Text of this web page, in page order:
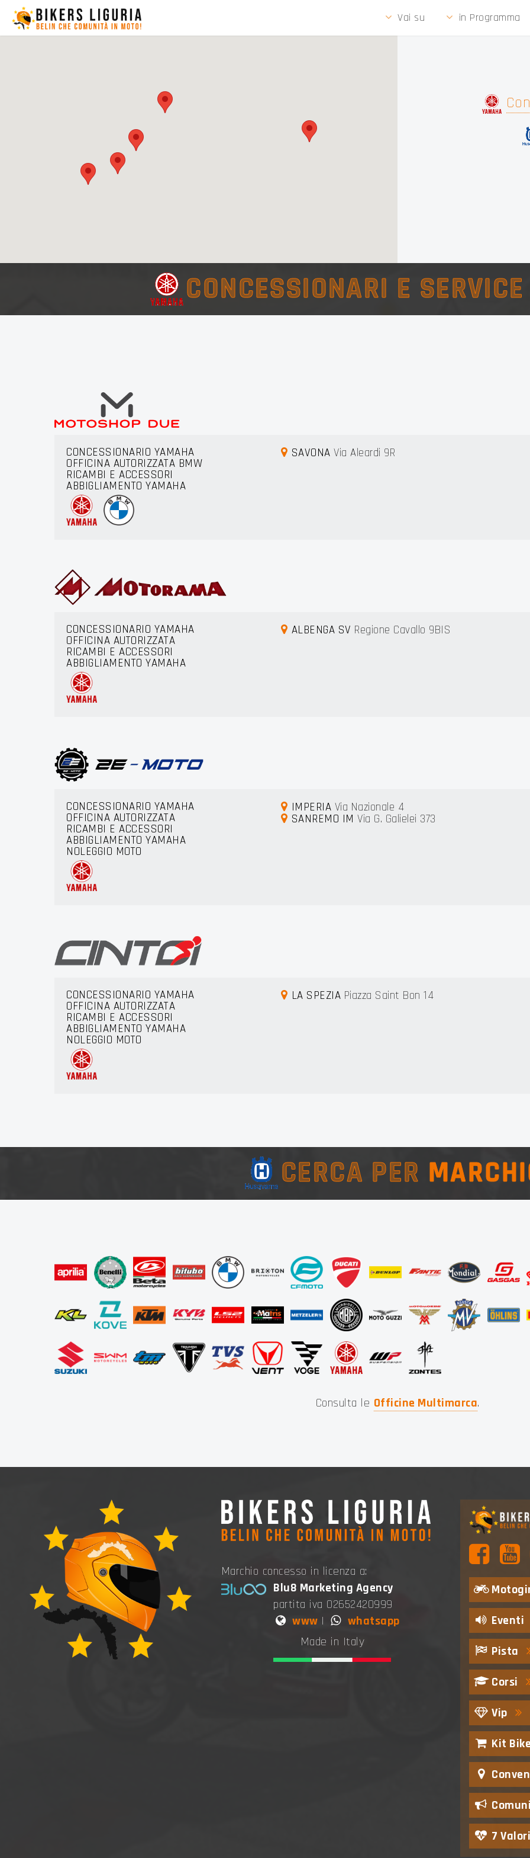
Vai su in Programma
CONCESSIONARI E
CONCESSIONARIO YAMAHA
OFFICINA AUTORIZZATA BMW
RICAMBI E ACCESSORI
ABBIGLIAMENTO YAMAHA
SAVONA Via Aleardi 9R
CONCESSIONARIO YAMAHA
OFFICINA AUTORIZZATA
RICAMBI E ACCESSORI
ABBIGLIAMENTO YAMAHA
ALBENGA SV Regione Cavallo 9BIS
CONCESSIONARIO YAMAHA
OFFICINA AUTORIZZATA
RICAMBI E ACCESSORI
ABBIGLIAMENTO YAMAHA
NOLEGGIO MOTO
IMPERIA Via Nazionale 4
SANREMO IM Via G. Galielei 373
CONCESSIONARIO YAMAHA
OFFICINA AUTORIZZATA
RICAMBI E ACCESSORI
ABBIGLIAMENTO YAMAHA
NOLEGGIO MOTO
LA SPEZIA Piazza Saint Bon 14
CERCA PER
Consulta le Officine Multimarca.
Marchio concesso in licenza a:
Blu8 Marketing Agency
partita iva 02652420999
www |
whatsapp
Made in Italy
Eventi
Pista
Corsi
Vip
Kit
7